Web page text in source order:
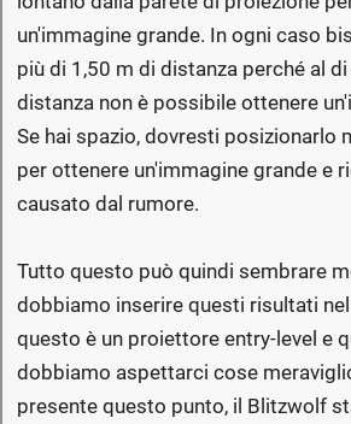
un'immagine grande. In ogni caso
più di 1,50 m di distanza perché al
distanza non è possibile ottenere
Se hai spazio, dovresti posizionarlo
per ottenere un'immagine grande e
causato dal rumore.
Tutto questo può quindi sembrare
dobbiamo inserire questi risultati
questo è un proiettore entry-level e
dobbiamo aspettarci cose
presente questo punto, il Blitzwolf